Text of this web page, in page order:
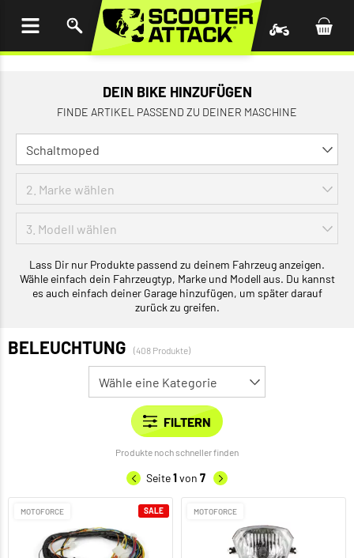
DEIN BIKE HINZUFÜGEN
FINDE ARTIKEL PASSEND ZU DEINER MASCHINE
Lass Dir nur Produkte passend zu deinem Fahrzeug anzeigen.
Wähle einfach dein Fahrzeugtyp, Marke und Modell aus. Du kannst
es auch einfach deiner Garage hinzufügen, um später darauf
zurück zu greifen.
BELEUCHTUNG (408 Produkte)
Produkte noch schneller finden
Seite1von 7
MOTOFORCE SALE MOTOFORCE